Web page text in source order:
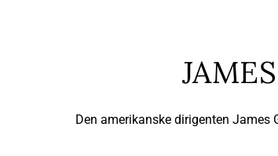
Den amerikanske dirigenten